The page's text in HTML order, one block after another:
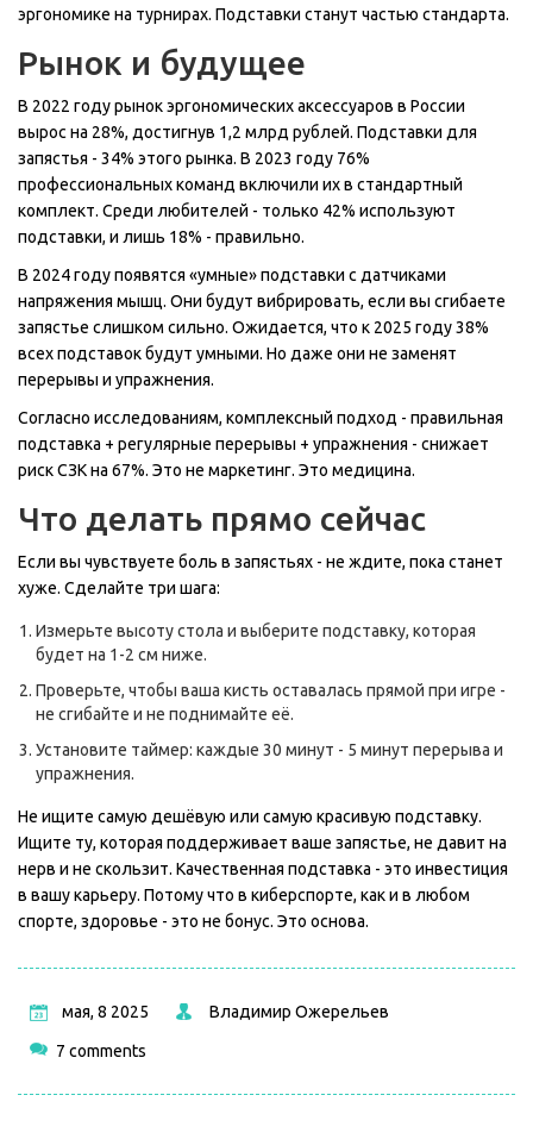
эргономике на турнирах. Подставки станут частью стандарта.
Рынок и будущее
В 2022 году рынок эргономических аксессуаров в России
вырос на 28%, достигнув 1,2 млрд рублей. Подставки для
запястья - 34% этого рынка. В 2023 году 76%
профессиональных команд включили их в стандартный
комплект. Среди любителей - только 42% используют
подставки, и лишь 18% - правильно.
В 2024 году появятся «умные» подставки с датчиками
напряжения мышц. Они будут вибрировать, если вы сгибаете
запястье слишком сильно. Ожидается, что к 2025 году 38%
всех подставок будут умными. Но даже они не заменят
перерывы и упражнения.
Согласно исследованиям, комплексный подход - правильная
подставка + регулярные перерывы + упражнения - снижает
риск СЗК на 67%. Это не маркетинг. Это медицина.
Что делать прямо сейчас
Если вы чувствуете боль в запястьях - не ждите, пока станет
хуже. Сделайте три шага:
Измерьте высоту стола и выберите подставку, которая
будет на 1-2 см ниже.
Проверьте, чтобы ваша кисть оставалась прямой при игре -
не сгибайте и не поднимайте её.
Установите таймер: каждые 30 минут - 5 минут перерыва и
упражнения.
Не ищите самую дешёвую или самую красивую подставку.
Ищите ту, которая поддерживает ваше запястье, не давит на
нерв и не скользит. Качественная подставка - это инвестиция
в вашу карьеру. Потому что в киберспорте, как и в любом
спорте, здоровье - это не бонус. Это основа.
мая, 8 2025 Владимир Ожерельев
7 comments